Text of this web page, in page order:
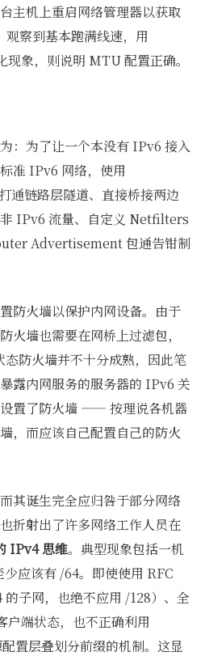
主机上重启网络管理器以获取
察到基本跑满线速，用
象，则说明 MTU 配置正确。
：为了让一个本没有 IPv6 接入
准 IPv6 网络，使用
通链路层隧道、直接桥接两边
IPv6 流量、自定义 Netfilters
Advertisement 包通告钳制
防火墙以保护内网设备。由于
火墙也需要在网桥上过滤包，
防火墙并不十分成熟，因此笔
露内网服务的服务器的 IPv6 关
置了防火墙 —— 按理说各机器
，而应该自己配置自己的防火
其诞生完全应归咎于部分网络
折射出了许多网络工作人员在
IPv4 思维。典型现象包括一机
应该有 /64。即使使用 RFC
子网，也绝不应用 /128）、全
户端状态，也不正确利用
置层叠划分前缀的机制。这显